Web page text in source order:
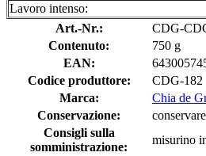
Lavoro intenso:
Art.-Nr.:
CDG-
Contenuto:
750 g
EAN:
Codice produttore:
CDG-182
Marca:
Chia de
Conservazione:
Consigli sulla
somministrazione:
misurino